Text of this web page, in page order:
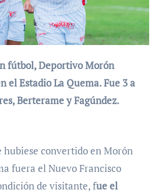
el Estadio La Quema. Fue 3 a
Berterame y Fagúndez.
hubiese convertido en Morón
fuera el Nuevo Francisco
de visitante, fue el